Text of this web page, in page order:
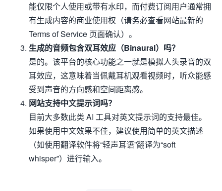
能仅限个人使用或带有水印，而付费订阅用户通常拥
有生成内容的商业使用权（请务必查看网站最新的
Terms of Service 页面确认）。
生成的音频包含双耳效应（Binaural）吗？
是的。该平台的核心功能之一就是模拟人头录音的双
耳效应，这意味着当佩戴耳机观看视频时，听众能感
受到声音的方向感和空间距离感。
网站支持中文提示词吗？
目前大多数此类 AI 工具对英文提示词的支持最佳。
如果使用中文效果不佳，建议使用简单的英文描述
（如使用翻译软件将“轻声耳语”翻译为“soft
whisper”）进行输入。